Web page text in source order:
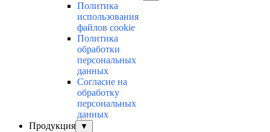
Политика
использования
файлов cookie
Политика
обработки
персональных
данных
Согласие на
обработку
персональных
данных
Продукция
▼